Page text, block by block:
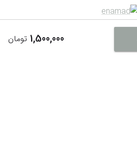
1,500,000 تومان